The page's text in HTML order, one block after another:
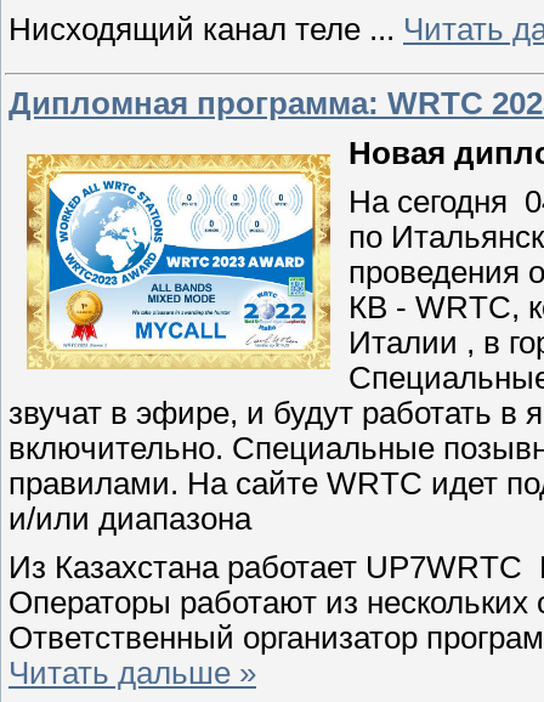
Нисходящий канал теле ... Читать
Дипломная программа: WRTC
Новая
На сегодня
по
проведения
КВ - WRTC,
Италии , в
звучат в эфире, и будут работать в
включительно. Специальные
правилами. На сайте WRTC идет
и/или диапазона
Из Казахстана работает
Операторы работают из
Ответственный организатор
Читать дальше »